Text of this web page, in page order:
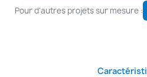
Pour d'autres projets sur mesure :